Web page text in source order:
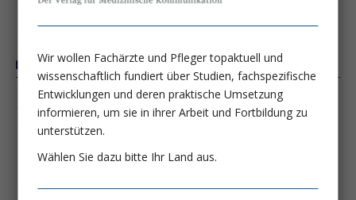
Ausgabe 5/17
Wir wollen Fachärzte und Pfleger topaktuell und
wissenschaftlich fundiert über Studien, fachspezifische
Entwicklungen und deren praktische Umsetzung
informieren, um sie in ihrer Arbeit und Fortbildung zu
unterstützen.
Wählen Sie dazu bitte Ihr Land aus.